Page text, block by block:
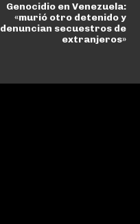
Genocidio en Venezuela:
«murió otro detenido y
denuncian secuestros de
extranjeros»